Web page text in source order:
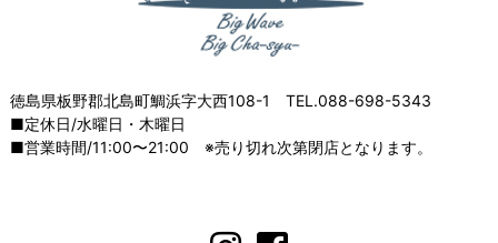
徳島県板野郡北島町鯛浜字大西108-1 TEL.088-698-5343
■定休日/水曜日・木曜日
■営業時間/11:00〜21:00 ※売り切れ次第閉店となります。